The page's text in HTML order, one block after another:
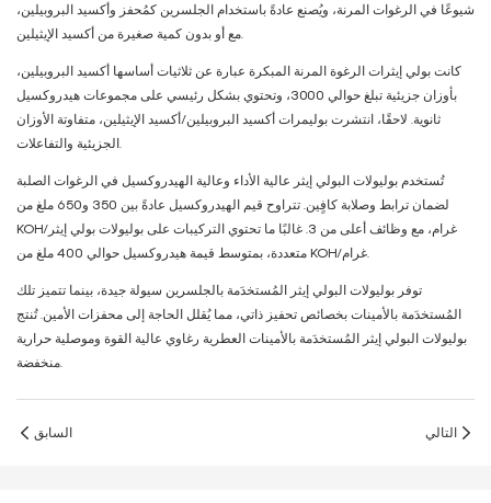
شيوعًا في الرغوات المرنة، ويُصنع عادةً باستخدام الجلسرين كمُحفز وأكسيد البروبيلين،
مع أو بدون كمية صغيرة من أكسيد الإيثيلين.
كانت بولي إيثرات الرغوة المرنة المبكرة عبارة عن ثلاثيات أساسها أكسيد البروبيلين،
بأوزان جزيئية تبلغ حوالي 3000، وتحتوي بشكل رئيسي على مجموعات هيدروكسيل
ثانوية. لاحقًا، انتشرت بوليمرات أكسيد البروبيلين/أكسيد الإيثيلين، متفاوتة الأوزان
الجزيئية والتفاعلات.
تُستخدم بوليولات البولي إيثر عالية الأداء وعالية الهيدروكسيل في الرغوات الصلبة
لضمان ترابط وصلابة كافٍين. تتراوح قيم الهيدروكسيل عادةً بين 350 و650 ملغ من
KOH/غرام، مع وظائف أعلى من 3. غالبًا ما تحتوي التركيبات على بوليولات بولي إيثر
متعددة، بمتوسط ​​قيمة هيدروكسيل حوالي 400 ملغ من KOH/غرام.
توفر بوليولات البولي إيثر المُستخدَمة بالجلسرين سيولة جيدة، بينما تتميز تلك
المُستخدَمة بالأمينات بخصائص تحفيز ذاتي، مما يُقلل الحاجة إلى محفزات الأمين. تُنتج
بوليولات البولي إيثر المُستخدَمة بالأمينات العطرية رغاوي عالية القوة وموصلية حرارية
منخفضة.
السابق التالي